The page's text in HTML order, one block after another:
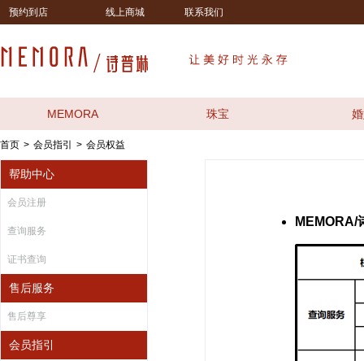
预约到店 线上商城 联系我们
MEMORA 珠宝
首页 > 会员指引 > 会员权益
帮助中心
会员注册
查询服务
证书查询
售后服务
售后尊享
会员指引
MEMORA/